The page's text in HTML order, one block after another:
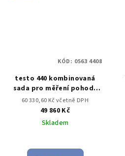
testo 440 kombinovaná
sada pro měření pohody
prostředí s BT
60 330,60 Kč včetně DPH
49 860 Kč
Skladem
KÓD: 0563 4408